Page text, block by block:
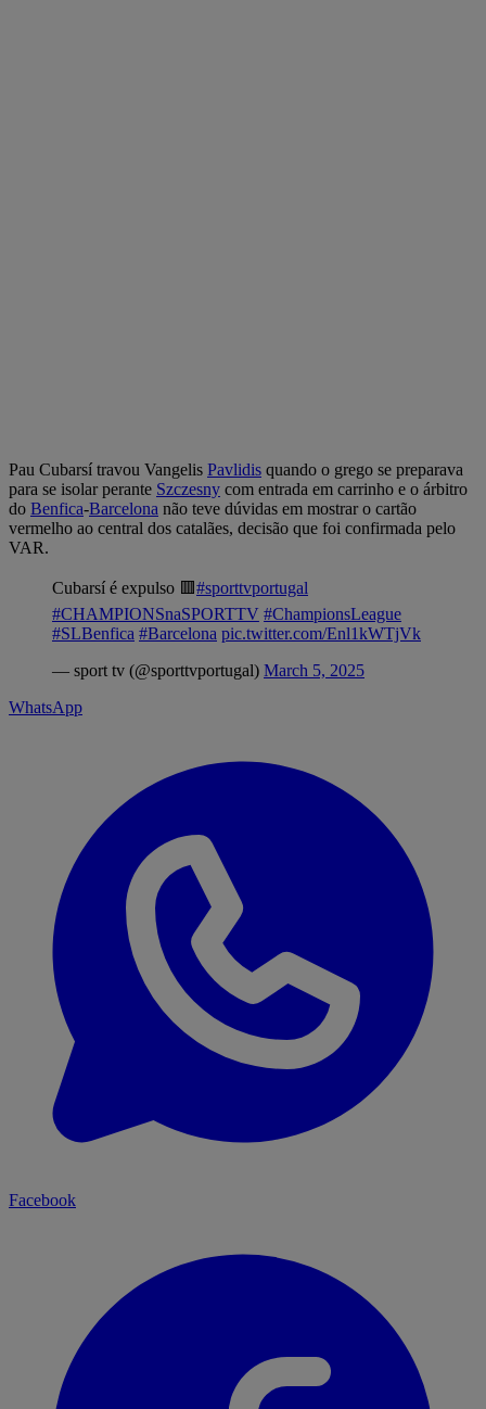
Pau Cubarsí travou Vangelis Pavlidis quando o grego se preparava
para se isolar perante Szczesny com entrada em carrinho e o árbitro
do Benfica-Barcelona não teve dúvidas em mostrar o cartão
vermelho ao central dos catalães, decisão que foi confirmada pelo
VAR.
Cubarsí é expulso 🟥#sporttvportugal
#CHAMPIONSnaSPORTTV #ChampionsLeague
#SLBenfica #Barcelona pic.twitter.com/Enl1kWTjVk
— sport tv (@sporttvportugal) March 5, 2025
WhatsApp
Facebook